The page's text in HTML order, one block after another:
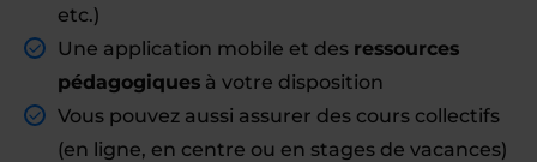
etc.)
Une application mobile et des ressources
pédagogiques à votre disposition
Vous pouvez aussi assurer des cours collectifs
(en ligne, en centre ou en stages de vacances)